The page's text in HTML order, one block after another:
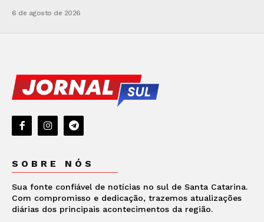
6 de agosto de 2026
SOBRE NÓS
Sua fonte confiável de notícias no sul de Santa Catarina.
Com compromisso e dedicação, trazemos atualizações
diárias dos principais acontecimentos da região.